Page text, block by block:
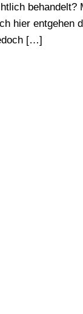
hier
[…]